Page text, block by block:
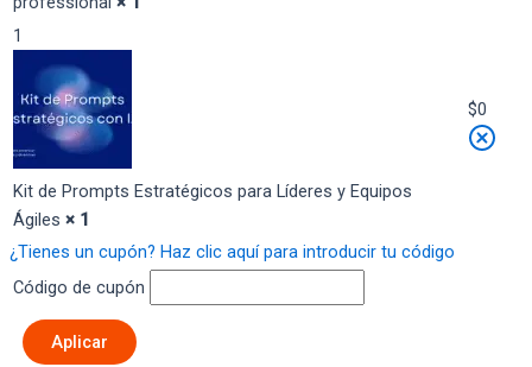
1
Kit de Prompts Estratégicos para Líderes y Equipos
Ágiles × 1
$0
¿Tienes un cupón? Haz clic aquí para introducir tu código
Código de cupón
Aplicar